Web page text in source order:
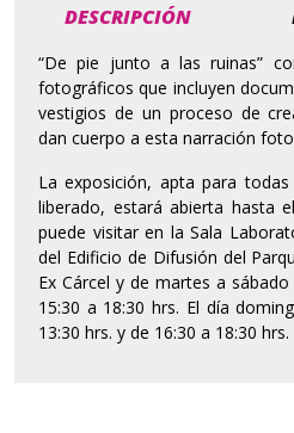
DESCRIPCIÓN
“De pie junto a las ruinas”
fotográficos que incluyen
vestigios de un proceso de
dan cuerpo a esta narración
La exposición, apta para
liberado, estará abierta hasta
puede visitar en la Sala
del Edificio de Difusión del
Ex Cárcel y de martes a
15:30 a 18:30 hrs. El día
13:30 hrs. y de 16:30 a 18:30 hrs.